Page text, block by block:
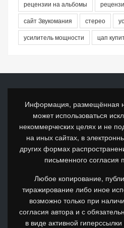
рецензии на альбомы
сайт Звукомания
стерео
усилитель мощности
цап
Информация, размещённая
может использоваться
некоммерческих целях и не
на иных сайтах, в
других формах
письменного согласия
Любое копирование,
тиражирование либо иное
возможно только при
согласия автора и с
в виде активной